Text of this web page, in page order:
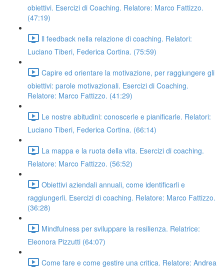
obiettivi. Esercizi di Coaching. Relatore: Marco Fattizzo.
(47:19)
ll feedback nella relazione di coaching. Relatori:
Luciano Tiberi, Federica Cortina. (75:59)
Capire ed orientare la motivazione, per raggiungere gli
obiettivi: parole motivazionali. Esercizi di Coaching.
Relatore: Marco Fattizzo. (41:29)
Le nostre abitudini: conoscerle e pianificarle. Relatori:
Luciano Tiberi, Federica Cortina. (66:14)
La mappa e la ruota della vita. Esercizi di coaching.
Relatore: Marco Fattizzo. (56:52)
Obiettivi aziendali annuali, come identificarli e
raggiungerli. Esercizi di coaching. Relatore: Marco Fattizzo.
(36:28)
Mindfulness per sviluppare la resilienza. Relatrice:
Eleonora Pizzutti (64:07)
Come fare e come gestire una critica. Relatore: Andrea